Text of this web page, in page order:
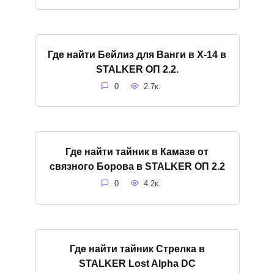
Где найти Бейлиз для Ванги в X-14 в
STALKER ОП 2.2.
0 2.7к.
Где найти тайник в Камазе от
связного Борова в STALKER ОП 2.2
0 4.2к.
Где найти тайник Стрелка в
STALKER Lost Alpha DC